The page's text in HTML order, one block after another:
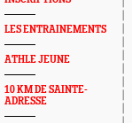
LES ENTRAINEMENTS
ATHLE JEUNE
10 KM DE SAINTE-
ADRESSE